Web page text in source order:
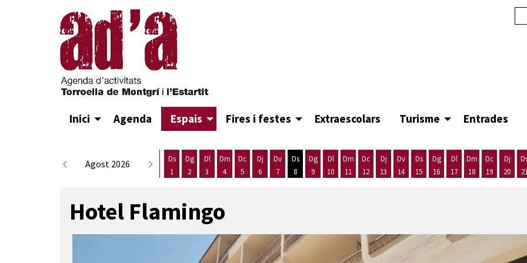
Inici Agenda Espais Fires i festes Extraescolars Turisme Entrades
Agost 2026
Ds
1
Dg
2
Dl
3
Dm
4
Dc
5
Dj
6
Dv
7
Ds
8
Dg
9
Dl
10
Dm
11
Dc
12
Dj
13
Dv
14
Ds
15
Dg
16
Dl
17
Dm
18
Dc
19
Dj
20
Hotel Flamingo